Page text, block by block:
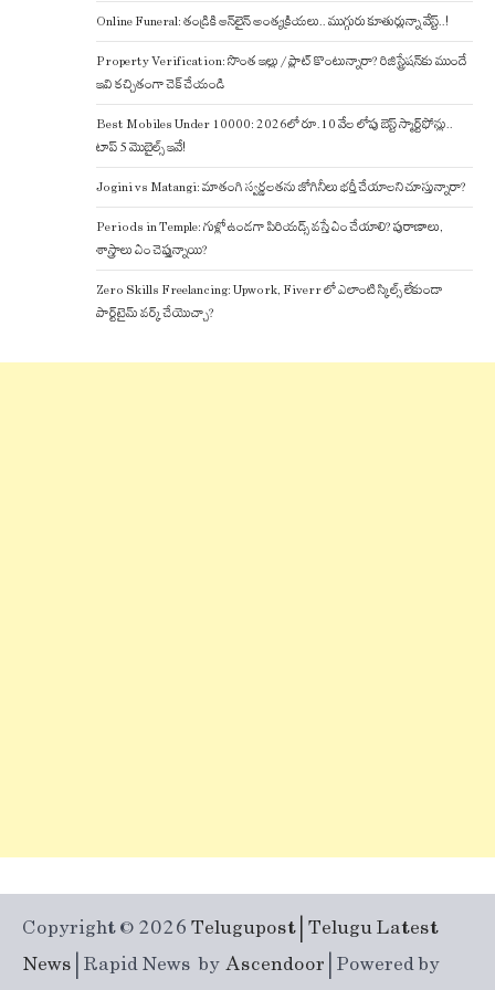
Online Funeral: తండ్రికి ఆన్‌లైన్ అంత్యక్రియలు.. ముగ్గురు కూతుర్లున్నా వేస్ట్..!
Property Verification: సొంత ఇల్లు / ప్లాట్ కొంటున్నారా? రిజిస్ట్రేషన్‌కు ముందే
ఇవి కచ్చితంగా చెక్ చేయండి
Best Mobiles Under 10000: 2026లో రూ.10 వేల లోపు బెస్ట్ స్మార్ట్‌ఫోన్లు..
టాప్ 5 మొబైల్స్ ఇవే!
Jogini vs Matangi: మాతంగి స్వర్ణలతను జోగినీలు భర్తీ చేయాలని చూస్తున్నారా?
Periods in Temple: గుళ్లో ఉండగా పిరియడ్స్ వస్తే ఏం చేయాలి? పురాణాలు,
శాస్త్రాలు ఏం చెప్తున్నాయి?
Zero Skills Freelancing: Upwork, Fiverr లో ఎలాంటి స్కిల్స్ లేకుండా
పార్ట్‌టైమ్ వర్క్ చేయొచ్చా?
Copyright © 2026 Telugupost | Telugu Latest
News | Rapid News byAscendoor | Powered by